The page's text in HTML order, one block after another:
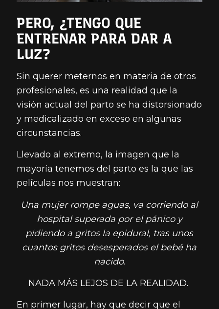
PERO, ¿TENGO QUE
ENTRENAR PARA DAR A
LUZ?
Sin querer meternos en materia de otros
profesionales, es una realidad que la
visión actual del parto se ha distorsionado
y medicalizado en exceso en algunas
circunstancias.
Llevado al extremo, la imagen que la
mayoría tenemos del parto es la que las
películas nos muestran:
Una mujer rompe aguas, va corriendo al
hospital superada por el pánico y
pidiendo a gritos la epidural, tras unos
cuantos gritos desesperados el bebé ha
nacido.
NADA MÁS LEJOS DE LA REALIDAD.
En primer lugar, hay que decir que el